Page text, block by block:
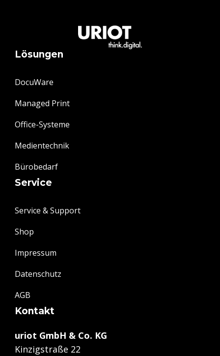
Lösungen
DocuWare
Managed Print
Office-Systeme
Medientechnik
Bürobedarf
Service
Service & Support
Shop
Impressum
Datenschutz
AGB
Kontakt
uriot GmbH & Co. KG
Kinzigstraße 22